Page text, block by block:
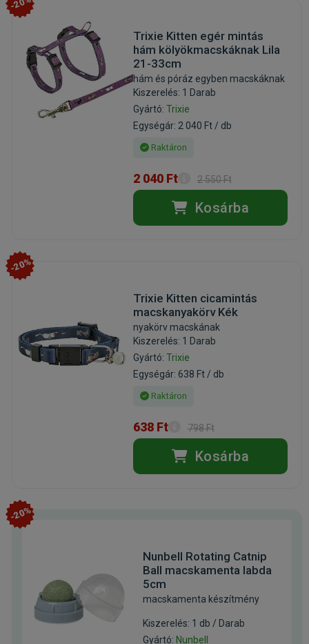
Trixie Kitten egér mintás
hám kölyökmacskáknak Lila
21-33cm
hám és póráz egyben macskáknak
Kiszerelés: 1 Darab
Gyártó: Trixie
Egységár: 2 040 Ft / db
Raktáron
2 040 Ft 2 550 Ft
Kosárba
-20%
Trixie Kitten cicamintás
macskanyakörv Kék
nyakörv macskának
Kiszerelés: 1 Darab
Gyártó: Trixie
Egységár: 638 Ft / db
Raktáron
638 Ft 798 Ft
Kosárba
-20%
Nunbell Rotating Catnip
Ball macskamenta labda
5cm
macskamenta készítmény
Kiszerelés: 1 db / Darab
Gyártó: Nunbell